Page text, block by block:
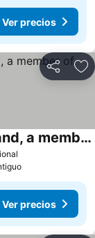
Ver precios
Compartir
Hotel El Panama by Faranda Grand, a member of Radisson Individuals
Ver precios